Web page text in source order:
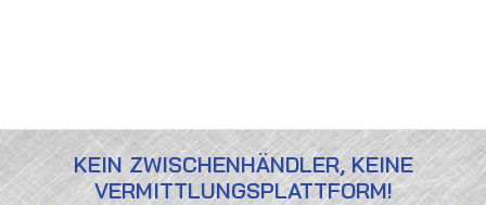
KEIN ZWISCHENHÄNDLER, KEINE
VERMITTLUNGSPLATTFORM!